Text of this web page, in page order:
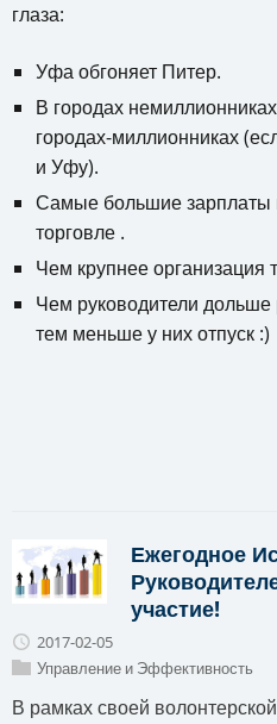
глаза:
Уфа обгоняет Питер.
В городах
городах-миллионниках
и Уфу).
Самые большие зарплаты
торговле .
Чем крупнее
Чем руководители дольше
тем меньше у них отпуск :)
Ежегодное
участие!
2017-02-05
Управление и Эффективность
В рамках своей